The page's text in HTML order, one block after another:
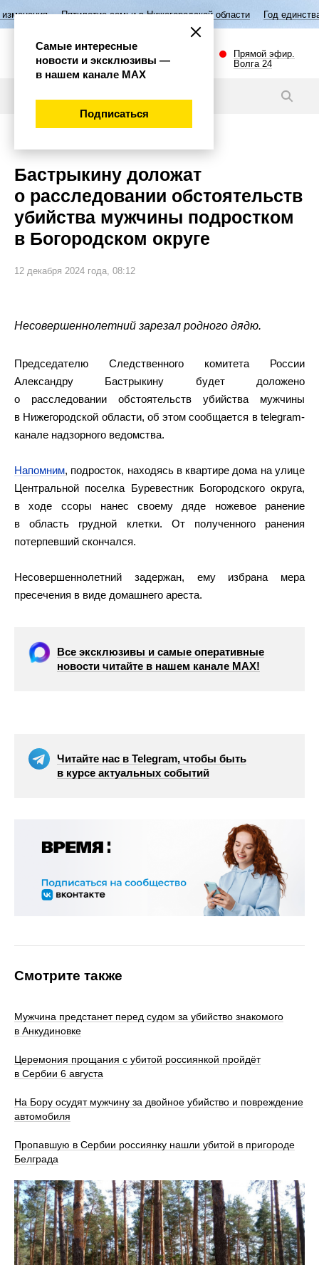
Пятилетие семьи в Нижегородской области Год единства народов
Прямой эфир.
Волга 24
Бастрыкину доложат
о расследовании обстоятельств
убийства мужчины подростком
в Богородском округе
12 декабря 2024 года, 08:12
Несовершеннолетний зарезал родного дядю.
Председателю Следственного комитета России
Александру Бастрыкину будет доложено
о расследовании обстоятельств убийства мужчины
в Нижегородской области, об этом сообщается в telegram-
канале надзорного ведомства.
Напомним, подросток, находясь в квартире дома на улице
Центральной поселка Буревестник Богородского округа,
в ходе ссоры нанес своему дяде ножевое ранение
в область грудной клетки. От полученного ранения
потерпевший скончался.
Несовершеннолетний задержан, ему избрана мера
пресечения в виде домашнего ареста.
Все эксклюзивы и самые оперативные
новости читайте в нашем канале МАХ!
Читайте нас в Telegram, чтобы быть
в курсе актуальных событий
Смотрите также
Мужчина предстанет перед судом за убийство знакомого
в Анкудиновке
Церемония прощания с убитой россиянкой пройдёт
в Сербии 6 августа
На Бору осудят мужчину за двойное убийство и повреждение
автомобиля
Пропавшую в Сербии россиянку нашли убитой в пригороде
Белграда
Самые интересные
новости и эксклюзивы —
в нашем канале МАХ
Подписаться